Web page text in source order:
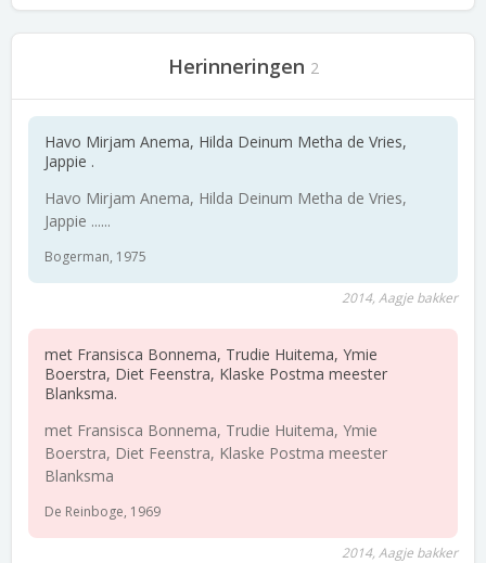
Herinneringen 2
Havo Mirjam Anema, Hilda Deinum Metha de Vries,
Jappie .
Havo Mirjam Anema, Hilda Deinum Metha de Vries,
Jappie ......
Bogerman, 1975
2014, Aagje bakker
met Fransisca Bonnema, Trudie Huitema, Ymie
Boerstra, Diet Feenstra, Klaske Postma meester
Blanksma.
met Fransisca Bonnema, Trudie Huitema, Ymie
Boerstra, Diet Feenstra, Klaske Postma meester
Blanksma
De Reinboge, 1969
2014, Aagje bakker